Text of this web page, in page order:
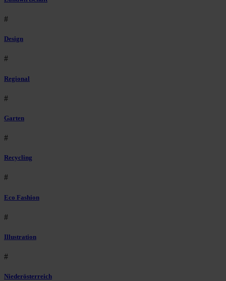
#
Design
#
Regional
#
Garten
#
Recycling
#
Eco Fashion
#
Illustration
#
Niederösterreich